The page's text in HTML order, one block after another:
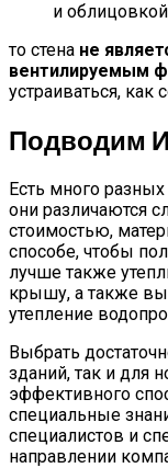
и
то стена не
вентилируемым
устраиваться, как
Подводим
Есть много
они различаются
стоимостью,
способе, чтобы
лучше также
крышу, а также
утепление
Выбрать
зданий, так и для
эффективного
специальные
специалистов и
направлении